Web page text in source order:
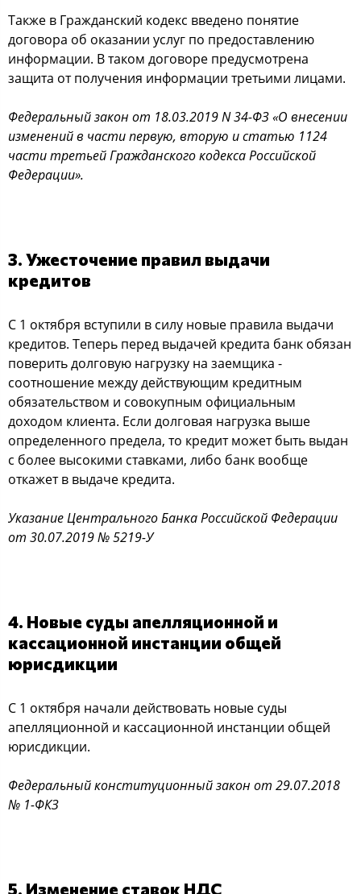
Также в Гражданский кодекс введено понятие
договора об оказании услуг по предоставлению
информации. В таком договоре предусмотрена
защита от получения информации третьими лицами.
Федеральный закон от 18.03.2019 N 34-ФЗ «О внесении
изменений в части первую, вторую и статью 1124
части третьей Гражданского кодекса Российской
Федерации».
3. Ужесточение правил выдачи
кредитов
С 1 октября вступили в силу новые правила выдачи
кредитов. Теперь перед выдачей кредита банк обязан
поверить долговую нагрузку на заемщика -
соотношение между действующим кредитным
обязательством и совокупным официальным
доходом клиента. Если долговая нагрузка выше
определенного предела, то кредит может быть выдан
с более высокими ставками, либо банк вообще
откажет в выдаче кредита.
Указание Центрального Банка Российской Федерации
от 30.07.2019 № 5219-У
4. Новые суды апелляционной и
кассационной инстанции общей
юрисдикции
С 1 октября начали действовать новые суды
апелляционной и кассационной инстанции общей
юрисдикции.
Федеральный конституционный закон от 29.07.2018
№ 1-ФКЗ
5. Изменение ставок НДС